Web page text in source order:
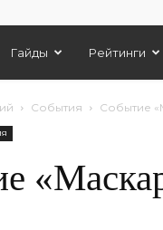
Гайды Рейтинги
События Событие